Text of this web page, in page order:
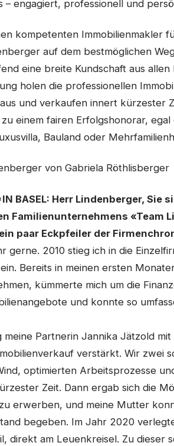
– engagiert, professionell und
kompetenten Immobilienmakler
auf dem bestmöglichen
eine breite Kundschaft aus
holen die professionellen
und verkaufen innert kürzester
einem fairen Erfolgshonorar, egal
Bauland oder
von Gabriela Röthlisberger
BASEL: Herr Lindenberger, Sie
Familienunternehmens «Team
paar Eckpfeiler der
gerne. 2010 stieg ich in die
Bereits in meinen ersten
kümmerte mich um die
und konnte so
Partnerin Jannika Jätzold mit
verstärkt. Wir zwei
optimierten Arbeitsprozesse
Zeit. Dann ergab sich die
erwerben, und meine Mutter
begeben. Im Jahr 2020
direkt am Leuenkreisel. Zu dieser